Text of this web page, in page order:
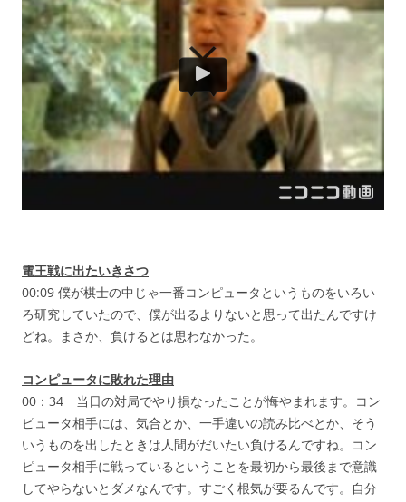
電王戦に出たいきさつ
00:09 僕が棋士の中じゃ一番コンピュータというものをいろい
ろ研究していたので、僕が出るよりないと思って出たんですけ
どね。まさか、負けるとは思わなかった。
コンピュータに敗れた理由
00：34 当日の対局でやり損なったことが悔やまれます。コン
ピュータ相手には、気合とか、一手違いの読み比べとか、そう
いうものを出したときは人間がだいたい負けるんですね。コン
ピュータ相手に戦っているということを最初から最後まで意識
してやらないとダメなんです。すごく根気が要るんです。自分